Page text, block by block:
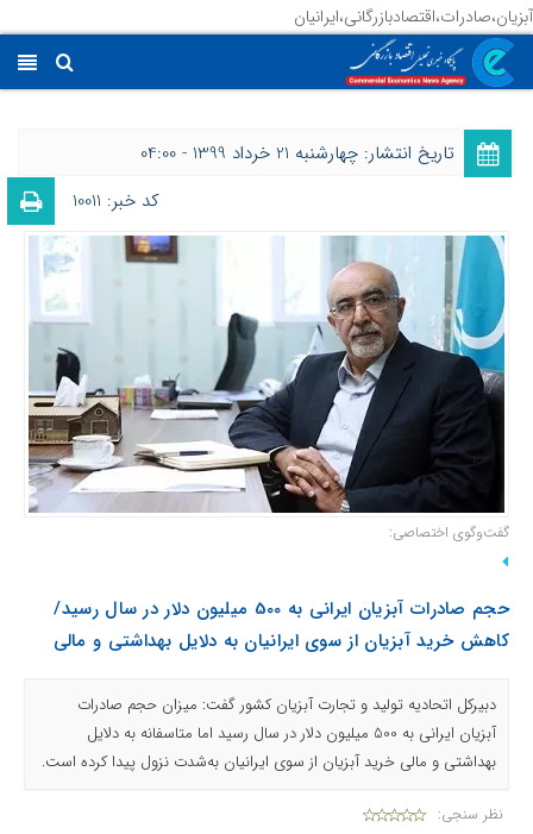
آبزیان،صادرات،اقتصادبازرگانی،ایرانیان
تاریخ انتشار: چهارشنبه 21 خرداد 1399 - 04:00
کد خبر: 10011
گفت‌وگوی اختصاصی:
حجم صادرات آبزیان ایرانی به 500 میلیون دلار در سال رسید/
کاهش خرید آبزیان از سوی ایرانیان به دلایل بهداشتی و مالی
دبیرکل اتحادیه تولید و تجارت آبزیان کشور گفت: میزان حجم صادرات
آبزیان ایرانی به 500 میلیون دلار در سال رسید اما متاسفانه به دلایل
بهداشتی و مالی خرید آبزیان از سوی ایرانیان به‌شدت نزول پیدا کرده است.
نظر سنجی: